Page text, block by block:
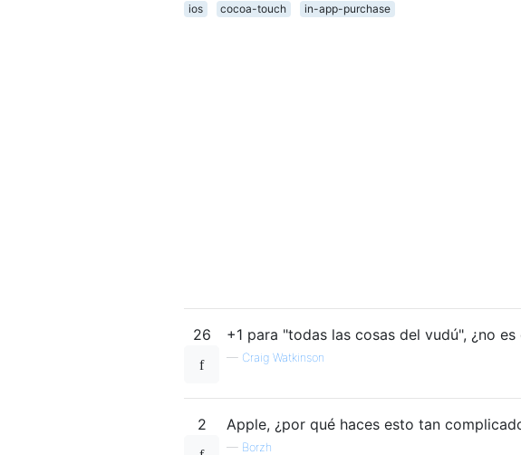
ios cocoa-touch in-app-purchase
26 +1 para "todas las cosas del vudú", ¿no es
— Craig Watkinson
2 Apple, ¿por qué haces esto tan
— Borzh